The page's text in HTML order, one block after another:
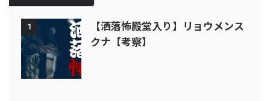
1
【洒落怖殿堂入り】リョウメンス
クナ【考察】